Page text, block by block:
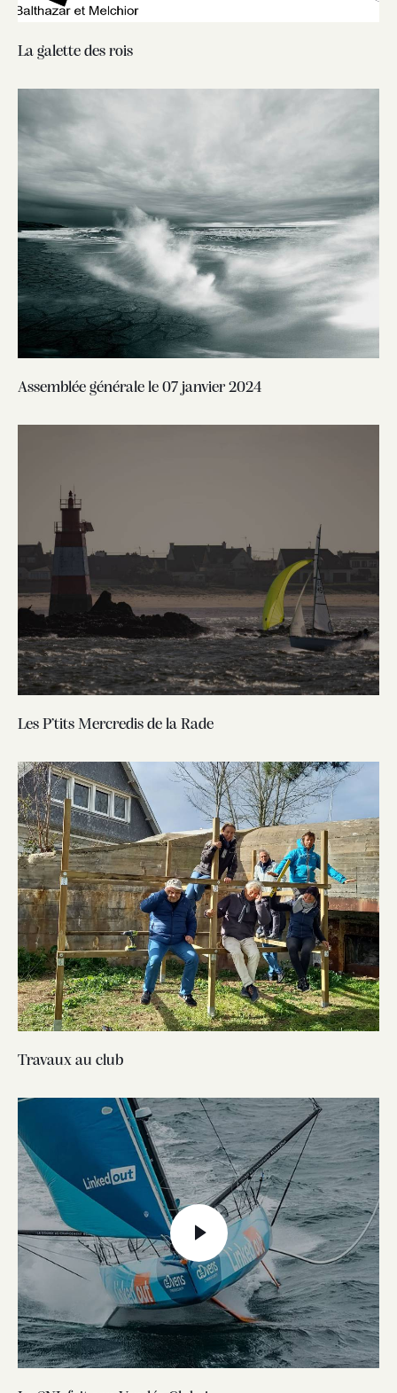
La galette des rois
Assemblée générale le 07 janvier 2024
Les P’tits Mercredis de la Rade
Travaux au club